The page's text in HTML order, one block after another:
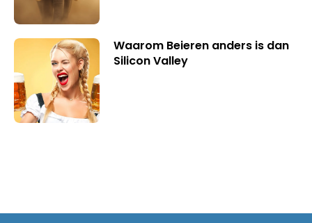
Waarom Beieren anders is dan
Silicon Valley